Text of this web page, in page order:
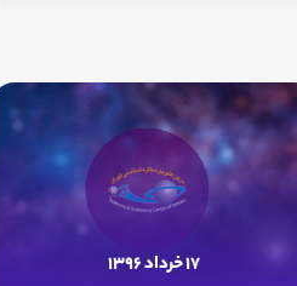
17 خرداد 1396